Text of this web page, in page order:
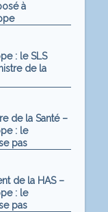
à
: le SLS
de la
de la Santé –
: le
pas
de la HAS –
: le
pas